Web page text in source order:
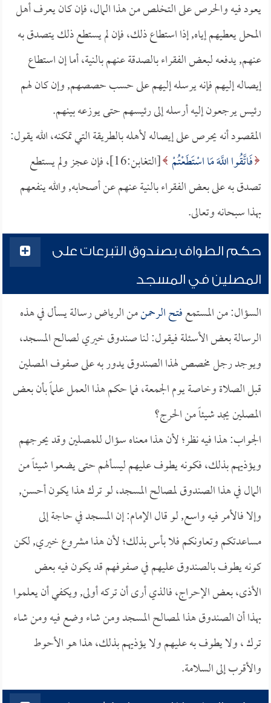
يعود فيه والحرص على التخلص من هذا المال، فإن كان يعرف أهل
المحل يعطيهم إياه, إذا استطاع ذلك، فإن لم يستطع ذلك يتصدق به
عنهم, يدفعه لبعض الفقراء بالصدقة عنهم بالنية، أما إن استطاع
إيصاله إليهم فإنه يرسله إليهم على حسب حصصهم, وإن كان لهم
رئيس يرجعون إليه أرسله إلى رئيسهم حتى يوزعه بينهم.
المقصود أنه يحرص على إيصاله لأهله بالطريقة التي تمكنه، الله يقول:
فَاتَّقُوا اللَّهَ مَا اسْتَطَعْتُمْ
[التغابن:16]، فإن عجز ولم يستطع
تصدق به على بعض الفقراء بالنية عنهم عن أصحابه, والله ينفعهم
بهذا سبحانه وتعالى.
حكم الطواف بصندوق التبرعات على
المصلين في المسجد
السؤال: من المستمعفتح الرحمنمن الرياض رسالة يسأل في هذه
الرسالة بعض الأسئلة فيقول: لنا صندوق خيري لصالح المسجد،
ويوجد رجل مخصص لهذا الصندوق يدور به على صفوف المصلين
قبل الصلاة وخاصة يوم الجمعة، فما حكم هذا العمل علماً بأن بعض
المصلين يجد شيئاً من الحرج؟
الجواب: هذا فيه نظر؛ لأن هذا معناه سؤال للمصلين وقد يحرجهم
ويؤذيهم بذلك، فكونه يطوف عليهم ليسألهم حتى يضعوا شيئاً من
المال في هذا الصندوق لمصالح المسجد، لو ترك هذا يكون أحسن,
وإلا فالأمر فيه واسع, لو قال الإمام: إن المسجد في حاجة إلى
مساعدتكم وتعاونكم فلا بأس بذلك؛ لأن هذا مشروع خيري, لكن
كونه يطوف بالصندوق عليهم في صفوفهم قد يكون فيه بعض
الأذى، بعض الإحراج، فالذي أرى أن تركه أولى, ويكفي أن يعلموا
بهذا أن الصندوق هذا لمصالح المسجد ومن شاء وضع فيه ومن شاء
ترك ، ولا يطوف به عليهم ولا يؤذيهم بذلك، هذا هو الأحوط
والأقرب إلى السلامة.